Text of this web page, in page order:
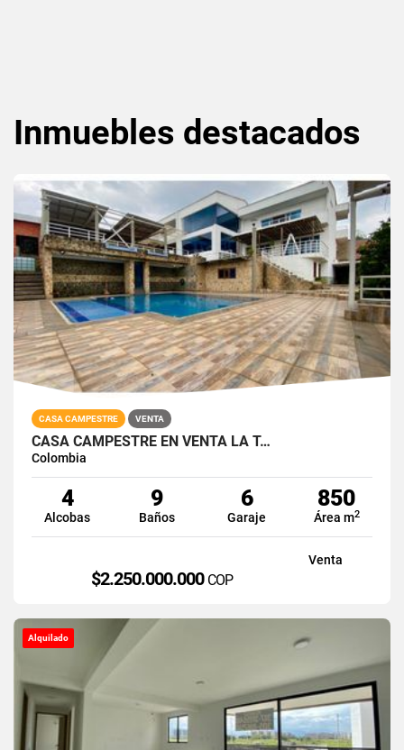
Inmuebles destacados
CASA CAMPESTRE VENTA
CASA CAMPESTRE EN VENTA LA T…
Colombia
4
Alcobas
9
Baños
6
Garaje
850
Área m2
Venta
$2.250.000.000 COP
Alquilado